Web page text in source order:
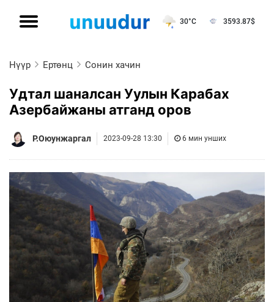
30°C 3593.87$
Нүүр Ертөнц Сонин хачин
Удтал шаналсан Уулын Карабах
Азербайжаны атганд оров
Р.Оюунжаргал 2023-09-28 13:30 6 мин унших